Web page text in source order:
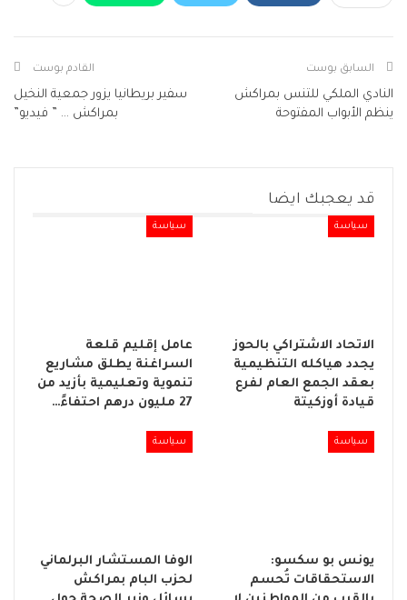
السابق بوست
النادي الملكي للتنس بمراكش
ينظم الأبواب المفتوحة
القادم بوست
سفير بريطانيا يزور جمعية النخيل
بمراكش … ” فيديو”
قد يعجبك ايضا
سياسة
الاتحاد الاشتراكي بالحوز
يجدد هياكله التنظيمية
بعقد الجمع العام لفرع
قيادة أوزكيتة
سياسة
عامل إقليم قلعة
السراغنة يطلق مشاريع
تنموية وتعليمية بأزيد من
27 مليون درهم احتفاءً…
سياسة
يونس بو سكسو:
الاستحقاقات تُحسم
سياسة
الوفا المستشار البرلماني
لحزب البام بمراكش